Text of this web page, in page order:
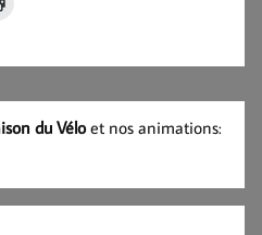
du Véloet nos animations: